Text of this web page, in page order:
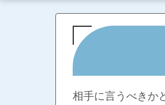
相手に言うべきか